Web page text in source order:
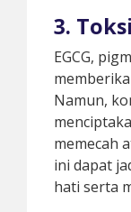
3.
EGCG,
Namun,
memecah
ini dapat
hati serta